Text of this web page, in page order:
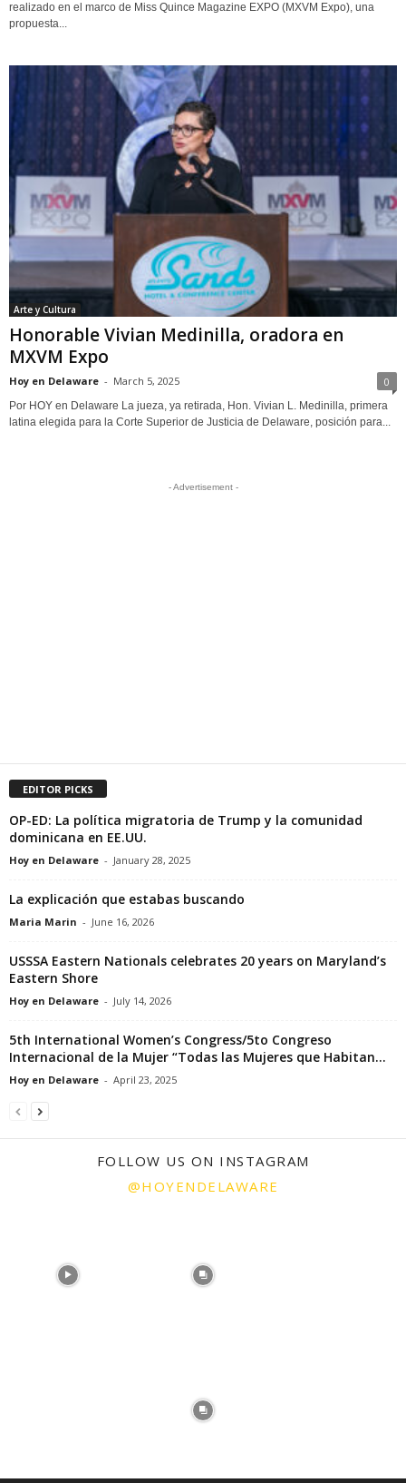
realizado en el marco de Miss Quince Magazine EXPO (MXVM Expo), una
propuesta...
Arte y Cultura
Honorable Vivian Medinilla, oradora en
MXVM Expo
Hoy en Delaware - March 5, 2025 0
Por HOY en Delaware La jueza, ya retirada, Hon. Vivian L. Medinilla, primera
latina elegida para la Corte Superior de Justicia de Delaware, posición para...
- Advertisement -
EDITOR PICKS
OP-ED: La política migratoria de Trump y la comunidad
dominicana en EE.UU.
Hoy en Delaware - January 28, 2025
La explicación que estabas buscando
Maria Marin - June 16, 2026
USSSA Eastern Nationals celebrates 20 years on Maryland’s
Eastern Shore
Hoy en Delaware - July 14, 2026
5th International Women’s Congress/5to Congreso
Internacional de la Mujer “Todas las Mujeres que Habitan...
Hoy en Delaware - April 23, 2025
FOLLOW US ON INSTAGRAM
@HOYENDELAWARE